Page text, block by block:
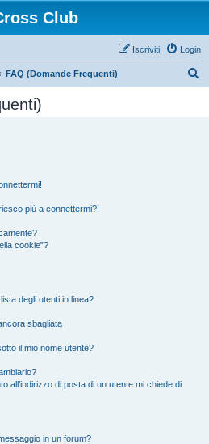
Club
Login
Iscriviti
FAQ (Domande Frequenti)
più a connettermi?!
cookie”?
degli utenti in linea?
sbagliata
il mio nome utente?
all’indirizzo di posta di un utente mi chiede di
in un forum?